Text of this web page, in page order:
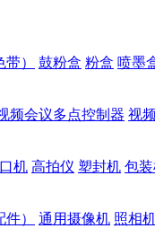
）
鼓粉盒 粉盒 喷墨
频会议多点控制器 视
机 高拍仪 塑封机 包
）
通用摄像机 照相